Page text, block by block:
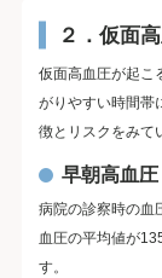
２．仮面
仮面高血圧が起こ
がりやすい時間帯
徴とリスクをみて
早朝高血圧
病院の診察時の血
血圧の平均値が
す。